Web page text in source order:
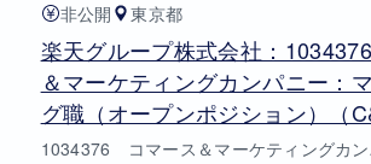
非公開 東京都
楽天グループ株式会社：
＆マーケティングカンパニー：
グ職（オープンポジション）（
1034376 コマース＆マーケティングカン